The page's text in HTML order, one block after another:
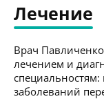
Лечение
Врач
лечением и
заболеваний